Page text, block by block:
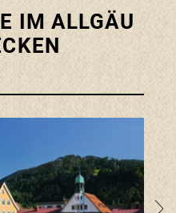
IM ALLGÄU